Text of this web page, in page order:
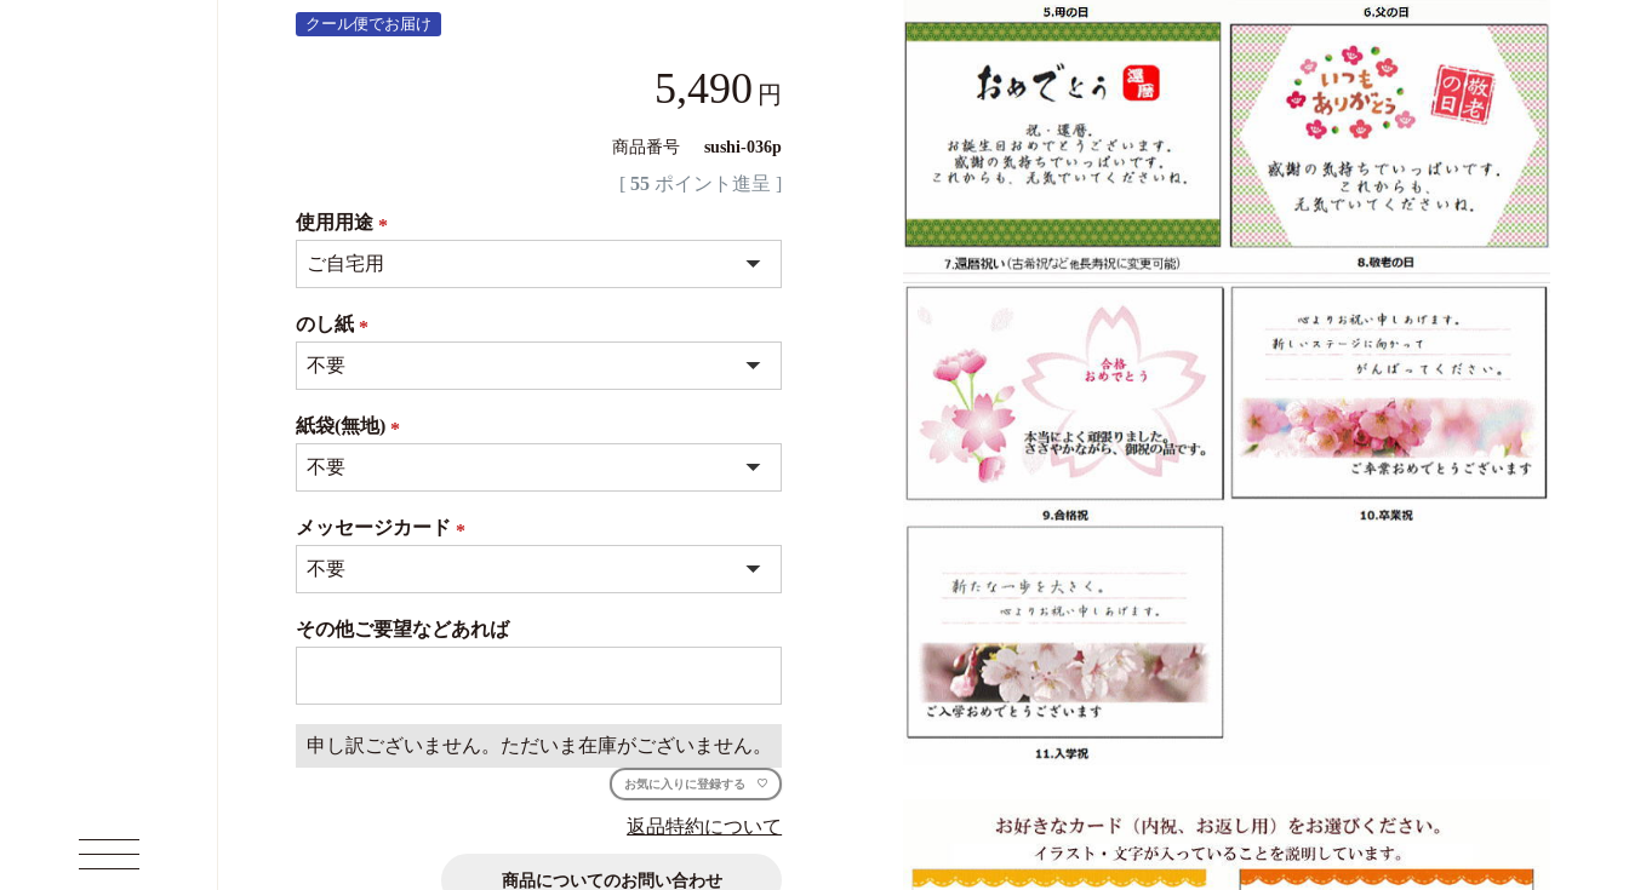
クール便でお届け
5,490
商品番号 sushi-036p
[ 55 ポイント進呈 ]
使用用途
(必
須)
のし紙
須)
紙袋(無地)
須)
メッセージカード
須)
その他ご要望などあれば
申し訳ございません。ただいま在庫がございません。
お気に入りに登録する
返品特約について
商品についてのお問い合わせ